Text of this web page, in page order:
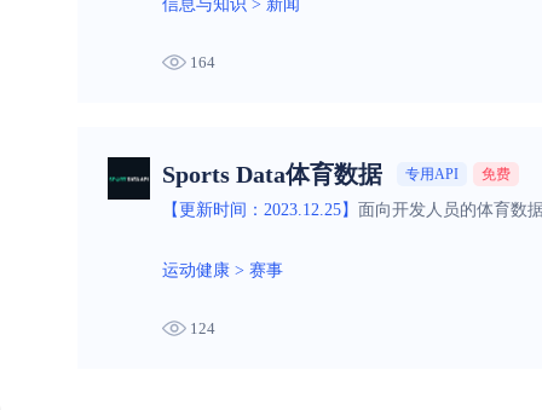
信息与知识 > 新闻
164
Sports Data体育数据 专用API 免费
【更新时间：2023.12.25】 面向开发人员的体育数
运动健康 > 赛事
124